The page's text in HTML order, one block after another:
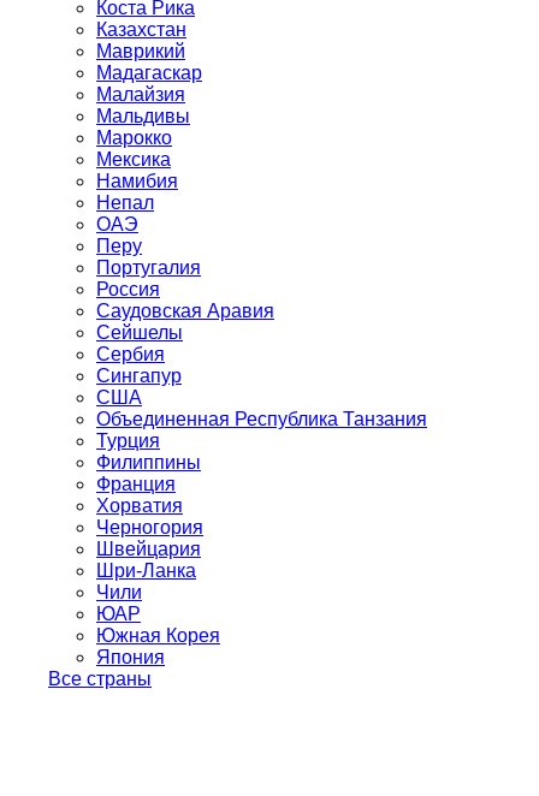
Коста Рика
Казахстан
Маврикий
Мадагаскар
Малайзия
Мальдивы
Марокко
Мексика
Намибия
Непал
ОАЭ
Перу
Португалия
Россия
Саудовская Аравия
Сейшелы
Сербия
Сингапур
США
Объединенная Республика Танзания
Турция
Филиппины
Франция
Хорватия
Черногория
Швейцария
Шри-Ланка
Чили
ЮАР
Южная Корея
Япония
Все страны